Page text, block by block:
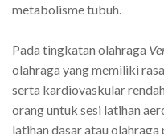
metabolisme tubuh.
Pada tingkatan olahraga
olahraga yang memiliki
serta kardiovaskular
orang untuk sesi latihan
latihan dasar atau olahraga